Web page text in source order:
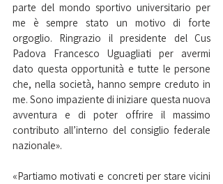
parte del mondo sportivo universitario per
me è sempre stato un motivo di forte
orgoglio. Ringrazio il presidente del Cus
Padova Francesco Uguagliati per avermi
dato questa opportunità e tutte le persone
che, nella società, hanno sempre creduto in
me. Sono impaziente di iniziare questa nuova
avventura e di poter offrire il massimo
contributo all’interno del consiglio federale
nazionale».
«Partiamo motivati e concreti per stare vicini